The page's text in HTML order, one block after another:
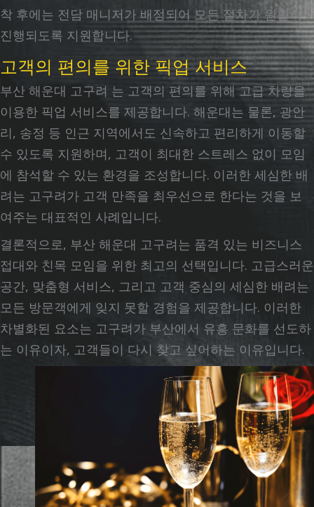
착 후에는 전담 매니저가 배정되어 모든 절차가 원활히
진행되도록 지원합니다.
고객의 편의를 위한 픽업 서비스
부산 해운대 고구려 는 고객의 편의를 위해 고급 차량을
이용한 픽업 서비스를 제공합니다. 해운대는 물론, 광안
리, 송정 등 인근 지역에서도 신속하고 편리하게 이동할
수 있도록 지원하며, 고객이 최대한 스트레스 없이 모임
에 참석할 수 있는 환경을 조성합니다. 이러한 세심한 배
려는 고구려가 고객 만족을 최우선으로 한다는 것을 보
여주는 대표적인 사례입니다.
결론적으로, 부산 해운대 고구려는 품격 있는 비즈니스
접대와 친목 모임을 위한 최고의 선택입니다. 고급스러운
공간, 맞춤형 서비스, 그리고 고객 중심의 세심한 배려는
모든 방문객에게 잊지 못할 경험을 제공합니다. 이러한
차별화된 요소는 고구려가 부산에서 유흥 문화를 선도하
는 이유이자, 고객들이 다시 찾고 싶어하는 이유입니다.